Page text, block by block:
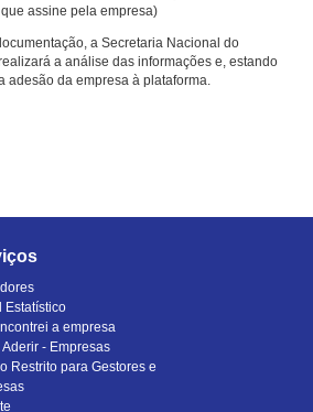
assine pela empresa)
a Secretaria Nacional do
a análise das informações e, estando
adesão da empresa à plataforma.
Estatístico
a empresa
- Empresas
Restrito para Gestores e